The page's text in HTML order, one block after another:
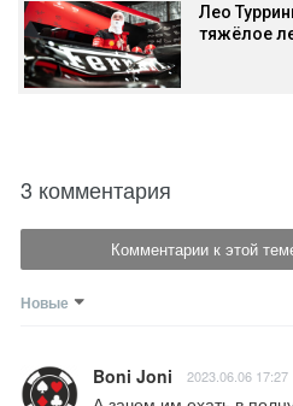
Лео
тяжёлое
3 комментария
Комментарии к этой
Новые
Boni Joni 2023.06.06 17:27